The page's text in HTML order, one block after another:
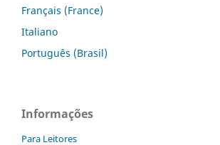
Français (France)
Italiano
Português (Brasil)
Informações
Para Leitores